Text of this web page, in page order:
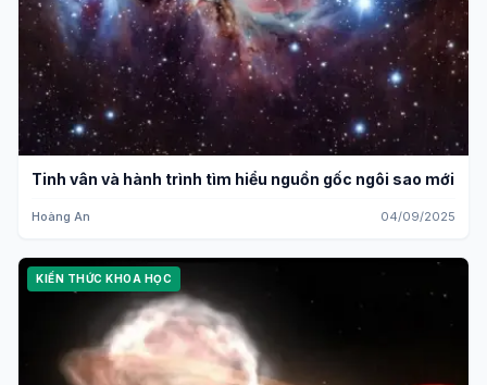
Tinh vân và hành trình tìm hiểu nguồn gốc ngôi sao mới
Hoàng An 04/09/2025
KIẾN THỨC KHOA HỌC